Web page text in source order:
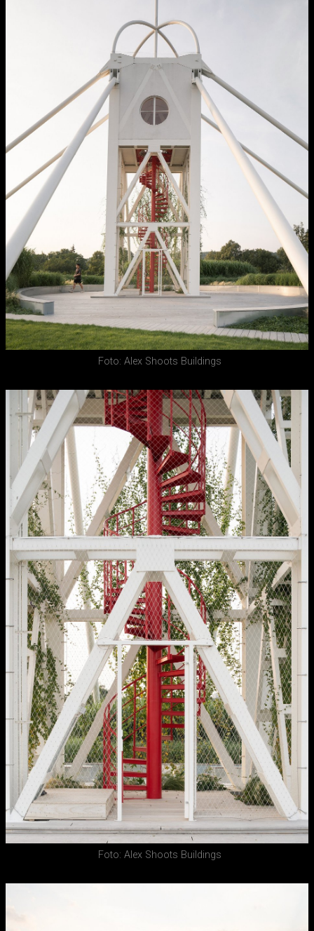
Foto: Alex Shoots Buildings
Foto: Alex Shoots Buildings